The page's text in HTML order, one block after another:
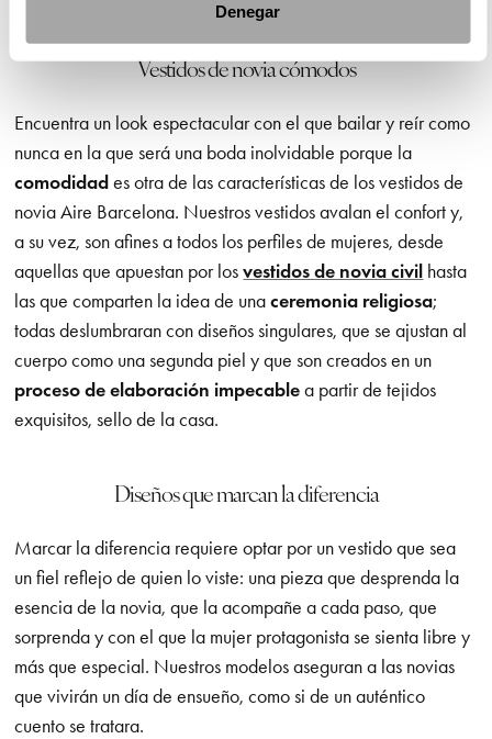
Denegar
Vestidos de novia cómodos
Encuentra un look espectacular con el que bailar y reír como
nunca en la que será una boda inolvidable porque la
comodidades otra de las características de los vestidos de
novia Aire Barcelona. Nuestros vestidos avalan el confort y,
a su vez, son afines a todos los perfiles de mujeres, desde
aquellas que apuestan por losvestidos de novia civil hasta
las que comparten la idea de unaceremonia religiosa;
todas deslumbraran con diseños singulares, que se ajustan al
cuerpo como una segunda piel y que son creados en un
proceso de elaboración impecablea partir de tejidos
exquisitos, sello de la casa.
Diseños que marcan la diferencia
Marcar la diferencia requiere optar por un vestido que sea
un fiel reflejo de quien lo viste: una pieza que desprenda la
esencia de la novia, que la acompañe a cada paso, que
sorprenda y con el que la mujer protagonista se sienta libre y
más que especial. Nuestros modelos aseguran a las novias
que vivirán un día de ensueño, como si de un auténtico
cuento se tratara.